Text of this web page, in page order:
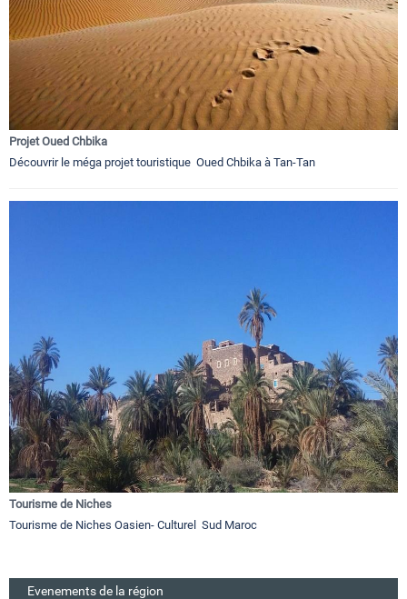
Projet Oued Chbika
Découvrir le méga projet touristique Oued Chbika à Tan-Tan
Tourisme de Niches
Tourisme de Niches Oasien- Culturel Sud Maroc
Evenements de la région